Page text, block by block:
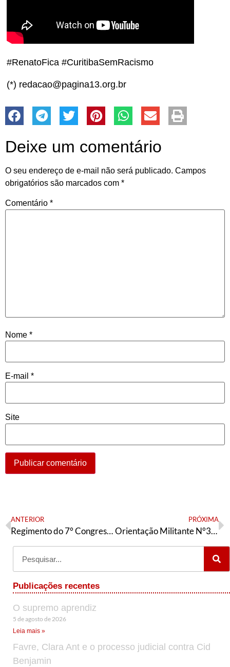
#RenatoFica #CuritibaSemRacismo
(*) redacao@pagina13.org.br
Deixe um comentário
O seu endereço de e-mail não será publicado. Campos
obrigatórios são marcados com *
Comentário *
Nome *
E-mail *
Site
ANTERIOR
Regimento do 7° Congresso da tendência petista Articulação de Esquerda
PRÓXIMA
Orientação Militante N°333 (06 de julho de 2022)
Publicações recentes
O supremo aprendiz
5 de agosto de 2026
Leia mais »
Favre, Clara Ant e o processo judicial contra Cid
Benjamin